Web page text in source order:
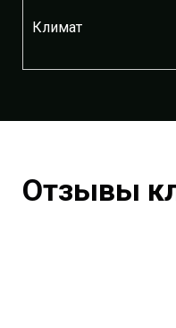
Климат
Отзывы